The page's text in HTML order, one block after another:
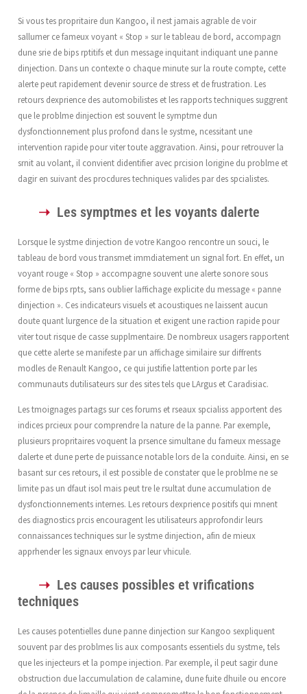
Si vous tes propritaire dun Kangoo, il nest jamais agrable de voir
sallumer ce fameux voyant « Stop » sur le tableau de bord, accompagn
dune srie de bips rptitifs et dun message inquitant indiquant une panne
dinjection. Dans un contexte o chaque minute sur la route compte, cette
alerte peut rapidement devenir source de stress et de frustration. Les
retours dexprience des automobilistes et les rapports techniques suggrent
que le problme dinjection est souvent le symptme dun
dysfonctionnement plus profond dans le systme, ncessitant une
intervention rapide pour viter toute aggravation. Ainsi, pour retrouver la
srnit au volant, il convient didentifier avec prcision lorigine du problme et
dagir en suivant des procdures techniques valides par des spcialistes.
Les symptmes et les voyants dalerte
Lorsque le systme dinjection de votre Kangoo rencontre un souci, le
tableau de bord vous transmet immdiatement un signal fort. En effet, un
voyant rouge « Stop » accompagne souvent une alerte sonore sous
forme de bips rpts, sans oublier laffichage explicite du message « panne
dinjection ». Ces indicateurs visuels et acoustiques ne laissent aucun
doute quant lurgence de la situation et exigent une raction rapide pour
viter tout risque de casse supplmentaire. De nombreux usagers rapportent
que cette alerte se manifeste par un affichage similaire sur diffrents
modles de Renault Kangoo, ce qui justifie lattention porte par les
communauts dutilisateurs sur des sites tels que LArgus et Caradisiac.
Les tmoignages partags sur ces forums et rseaux spcialiss apportent des
indices prcieux pour comprendre la nature de la panne. Par exemple,
plusieurs propritaires voquent la prsence simultane du fameux message
dalerte et dune perte de puissance notable lors de la conduite. Ainsi, en se
basant sur ces retours, il est possible de constater que le problme ne se
limite pas un dfaut isol mais peut tre le rsultat dune accumulation de
dysfonctionnements internes. Les retours dexprience positifs qui mnent
des diagnostics prcis encouragent les utilisateurs approfondir leurs
connaissances techniques sur le systme dinjection, afin de mieux
apprhender les signaux envoys par leur vhicule.
Les causes possibles et vrifications
techniques
Les causes potentielles dune panne dinjection sur Kangoo sexpliquent
souvent par des problmes lis aux composants essentiels du systme, tels
que les injecteurs et la pompe injection. Par exemple, il peut sagir dune
obstruction due laccumulation de calamine, dune fuite dhuile ou encore